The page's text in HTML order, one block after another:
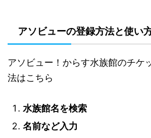
アソビューの登録方法と使い
アソビュー！からす水族館のチケ
法はこちら
水族館名を検索
名前など入力